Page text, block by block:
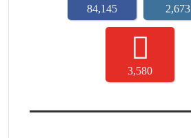
84,145 2,673
3,580